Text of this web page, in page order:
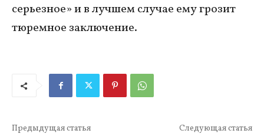
серьезное» и в лучшем случае ему грозит
тюремное заключение.
Предыдущая статья Следующая статья